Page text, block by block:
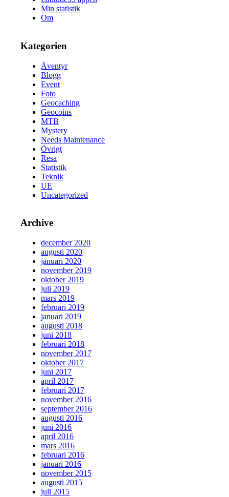
Min statistik
Om
Kategorien
Äventyr
Blogg
Event
Foto
Geocaching
Geocoins
MTB
Mystery
Needs Maintenance
Övrigt
Resa
Statistik
Teknik
UE
Uncategorized
Archive
december 2020
augusti 2020
januari 2020
november 2019
oktober 2019
juli 2019
mars 2019
februari 2019
januari 2019
augusti 2018
juni 2018
februari 2018
november 2017
oktober 2017
juni 2017
april 2017
februari 2017
november 2016
september 2016
augusti 2016
juni 2016
april 2016
mars 2016
februari 2016
januari 2016
november 2015
augusti 2015
juli 2015